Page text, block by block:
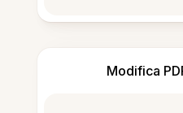
Modifica